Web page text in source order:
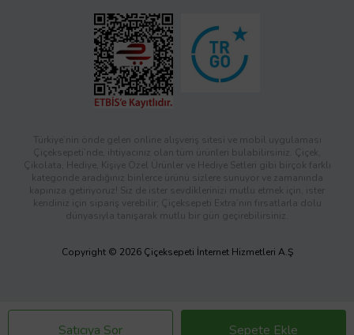
Satıcıya Sor Sepete Ekle
Türkiye’nin önde gelen online alışveriş sitesi ve mobil uygulaması
Çiçeksepeti’nde, ihtiyacınız olan tüm ürünleri bulabilirsiniz. Çiçek,
Çikolata, Hediye, Kişiye Özel Ürünler ve Hediye Setleri gibi birçok farklı
kategoride aradığınız binlerce ürünü sizlere sunuyor ve zamanında
kapınıza getiriyoruz! Siz de ister sevdiklerinizi mutlu etmek için, ister
kendiniz için sipariş verebilir; Çiçeksepeti Extra’nın fırsatlarla dolu
dünyasıyla tanışarak mutlu bir gün geçirebilirsiniz.
Copyright © 2026 Çiçeksepeti İnternet Hizmetleri A.Ş